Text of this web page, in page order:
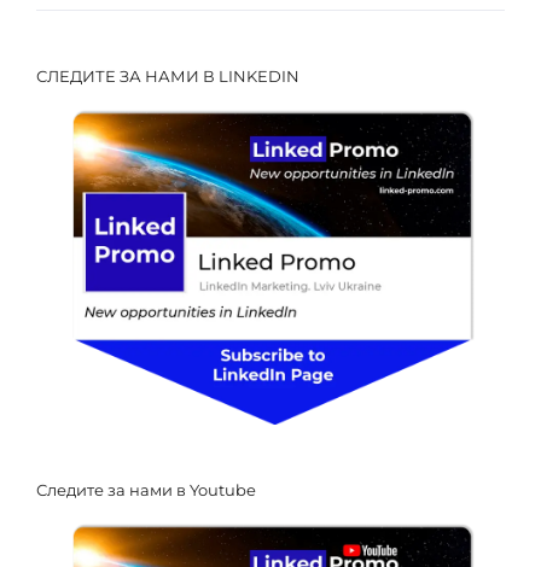
СЛЕДИТЕ ЗА НАМИ В LINKEDIN
Следите за нами в Youtube